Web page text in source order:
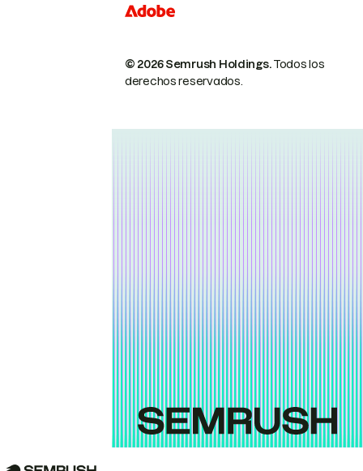
© 2026 Semrush Holdings.Todos los
derechos reservados.